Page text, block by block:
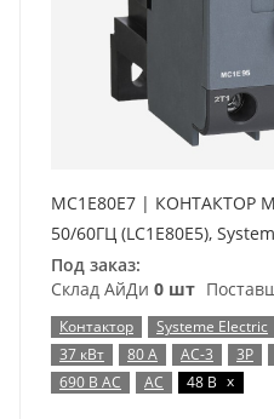
MC1E80E7 | КОНТАКТОР
50/60ГЦ (LC1E80E5),
Под заказ:
Склад АйДи 0 шт
Контактор Systeme Electric
37 кВт
80 А AC-3 3P
690 В AC
AC 48 В x